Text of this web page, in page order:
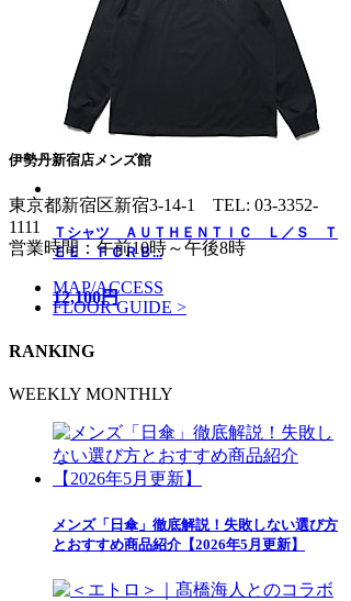
Ｔシャツ ＡＵＴＨＥＮＴＩＣ Ｌ／Ｓ Ｔ
ＥＥ ＦＣＲＢ...
12,100円
伊勢丹新宿店メンズ館
東京都新宿区新宿3-14-1 TEL: 03-3352-
1111
営業時間：午前10時～午後8時
MAP/ACCESS
FLOOR GUIDE >
RANKING
WEEKLY MONTHLY
メンズ「日傘」徹底解説！失敗しない選び方
とおすすめ商品紹介【2026年5月更新】